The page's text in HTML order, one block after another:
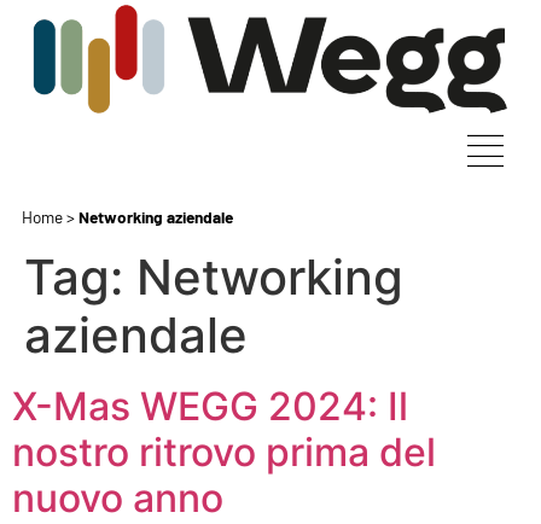
Home>Networking aziendale
Tag: Networking
aziendale
X-Mas WEGG 2024: Il
nostro ritrovo prima del
nuovo anno